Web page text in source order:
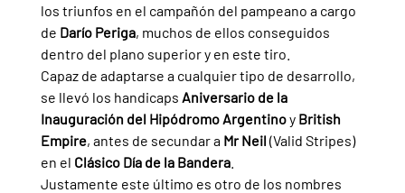
los triunfos en el campañón del pampeano a cargo
de Darío Periga, muchos de ellos conseguidos
dentro del plano superior y en este tiro.
Capaz de adaptarse a cualquier tipo de desarrollo,
se llevó los handicaps Aniversario de la
Inauguración del Hipódromo Argentino y British
Empire, antes de secundar a Mr Neil (Valid Stripes)
en el Clásico Día de la Bandera.
Justamente este último es otro de los nombres